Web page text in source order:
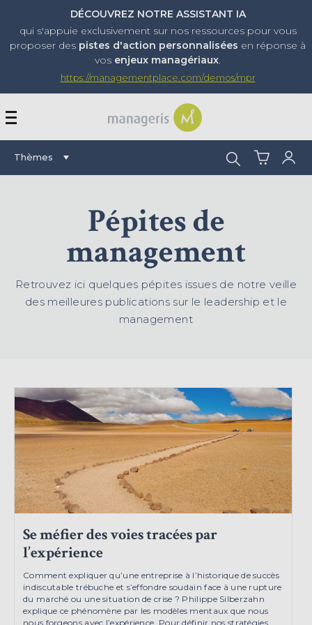
DÉCOUVREZ NOTRE ASSISTANT IA
qui s'appuie exclusivement sur nos ressources pour vous
proposer des pistes d'action personnalisées en réponse à
vos enjeux managériaux.
https://managementplace.com/demos/mpr
AFFICHER OU
Thèmes Rechercher :
Pépites de
management
Retrouvez ici quelques pépites issues de notre veille
des meilleures publications sur le leadership et le
management
Se méfier des voies tracées par
l’expérience
Comment expliquer qu’une entreprise à l’historique de succès
indiscutable trébuche et s’effondre soudain face à une rupture
du marché ou une situation de crise ? Philippe Silberzahn
explique ce phénomène par les modèles mentaux que nous
nous forgeons avec l’expérience. Pour définir nos stratégies,